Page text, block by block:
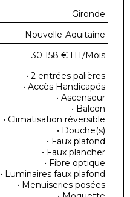
Gironde
Nouvelle-Aquitaine
30 158 € HT/Mois
• 2 entrées palières
• Accès Handicapés
• Ascenseur
• Balcon
• Climatisation réversible
• Douche(s)
• Faux plafond
• Faux plancher
• Fibre optique
• Luminaires faux plafond
• Menuiseries posées